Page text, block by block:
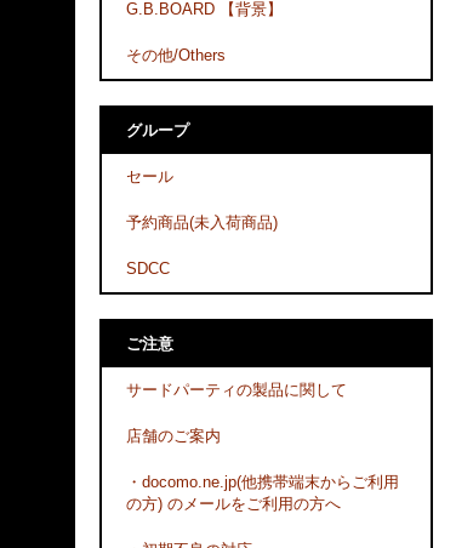
G.B.BOARD 【背景】
その他/Others
グループ
セール
予約商品(未入荷商品)
SDCC
ご注意
サードパーティの製品に関して
店舗のご案内
・docomo.ne.jp(他携帯端末からご利用
の方) のメールをご利用の方へ